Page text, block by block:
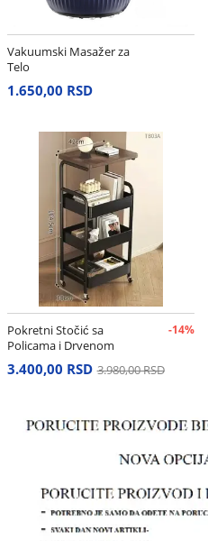
Vakuumski Masažer za
Telo
1.650,00 RSD
Pokretni Stočić sa
Policama i Drvenom
Pločom – Višenamenska
-14%
3.400,00 RSD 3.980,00 RSD